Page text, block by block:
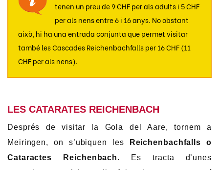
tenen un preu de 9 CHF per als adults i 5 CHF
per als nens entre 6 i 16 anys. No obstant
això, hi ha una entrada conjunta que permet visitar
també les Cascades Reichenbachfalls per 16 CHF (11
CHF per als nens).
LES CATARATES REICHENBACH
Després de visitar la Gola del Aare, tornem a
Meiringen, on s’ubiquen les
Reichenbachfalls o
Cataractes Reichenbach. Es tracta d’unes